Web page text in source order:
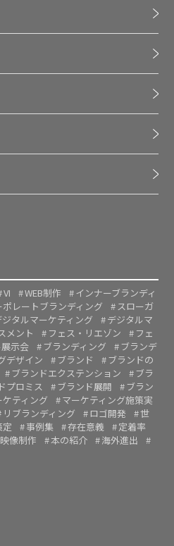
VI WEB制作
インナーブランディ
ポレートブランディング
スローガ
ジタルマーケティング
デジタルマ
メント フェス・リエゾン
フェ
示会
ブランディング
ブランデ
デザイン ブランド
ブランドの
ブランドエクステンション
ブラ
プロミス ブランド展開
ブラン
ケティング
マーケティング施策実
リブランディング ロゴ開発
世
定 事例集 存在意義
定着率
映像制作 本の紹介
海外進出